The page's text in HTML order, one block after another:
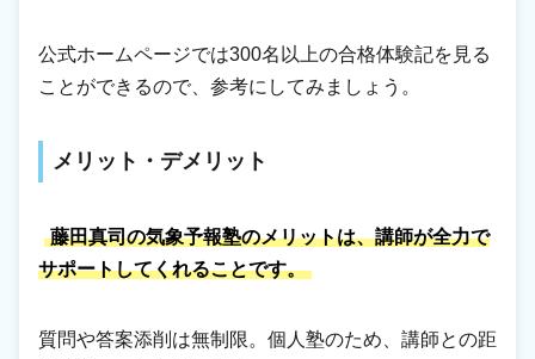
公式ホームページでは300名以上の合格体験記を見る
ことができるので、参考にしてみましょう。
メリット・デメリット
藤田真司の気象予報塾のメリットは、講師が全力で
サポートしてくれることです。
質問や答案添削は無制限。個人塾のため、講師との距